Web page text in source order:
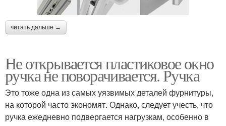
читать дальше →
Не открывается пластиковое окно
ручка не поворачивается. Ручка
Это тоже одна из самых уязвимых деталей фурнитуры,
на которой часто экономят. Однако, следует учесть, что
ручка ежедневно подвергается нагрузкам, особенно в